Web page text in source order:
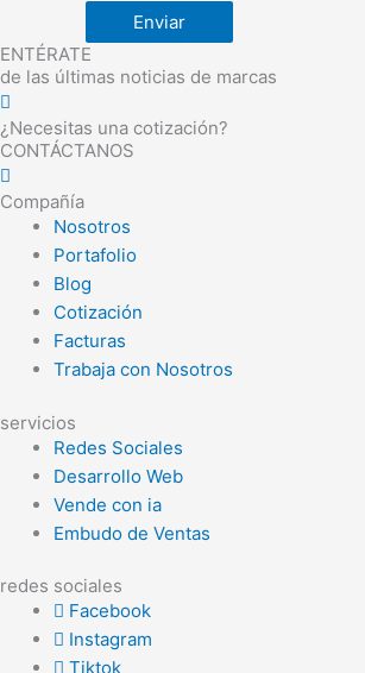
Enviar
ENTÉRATE
de las últimas noticias de marcas
¿Necesitas una cotización?
CONTÁCTANOS
Compañía
Nosotros
Portafolio
Blog
Cotización
Facturas
Trabaja con Nosotros
servicios
Redes Sociales
Desarrollo Web
Vende con ia
Embudo de Ventas
redes sociales
Facebook
Instagram
Tiktok